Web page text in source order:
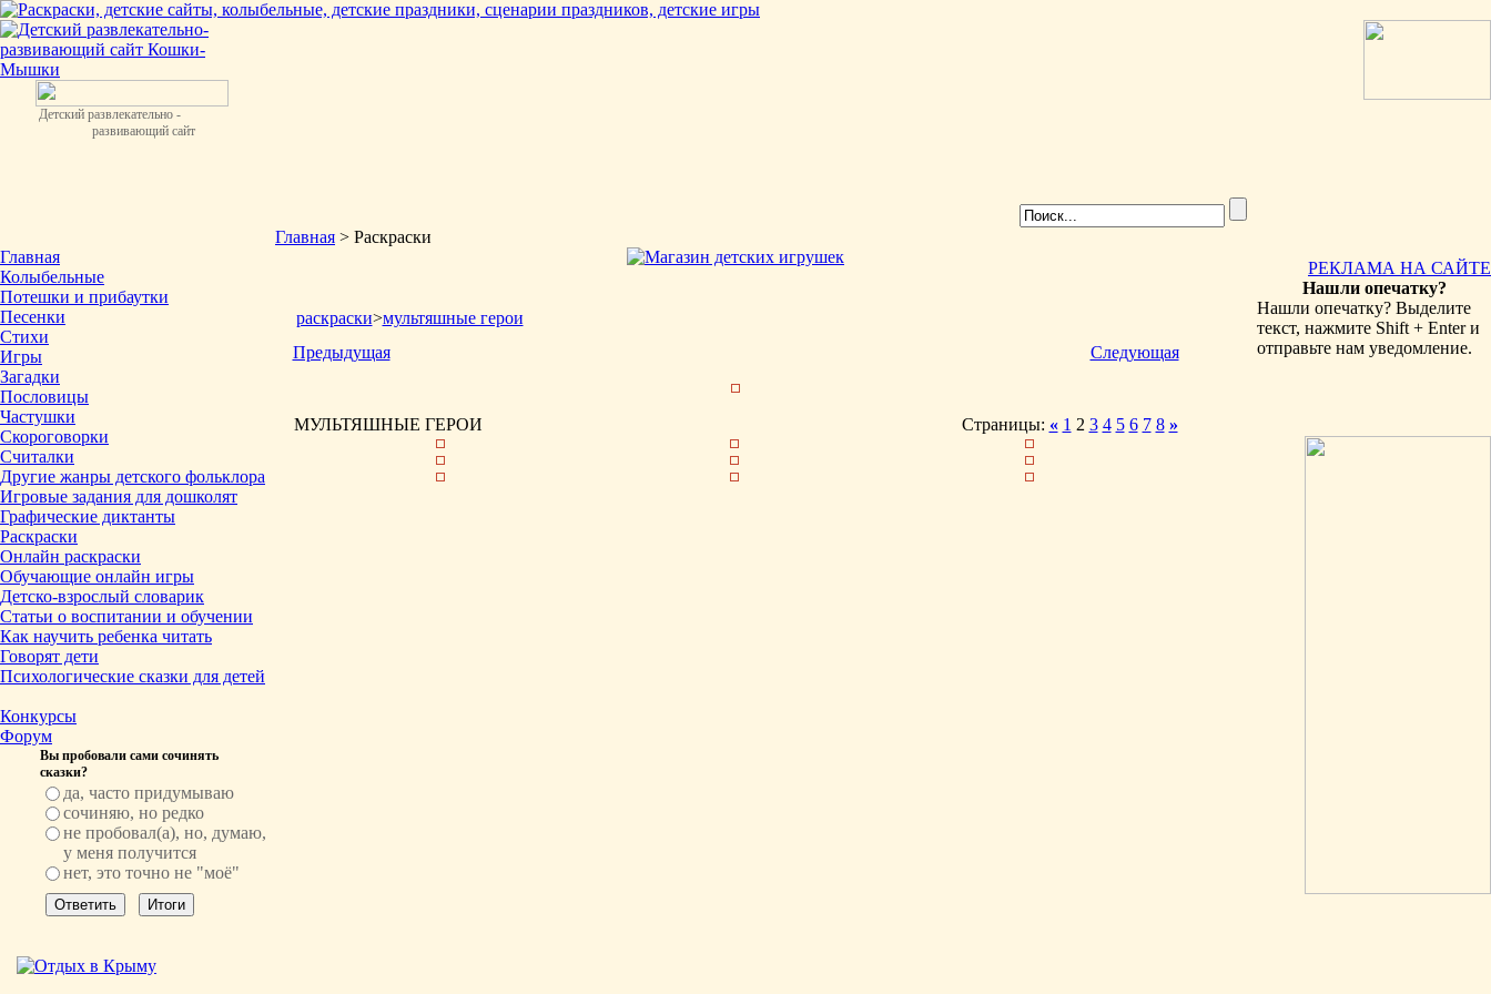
Детский развлекательно -
развивающий сайт
Главная
Колыбельные
Потешки и прибаутки
Песенки
Стихи
Игры
Загадки
Пословицы
Частушки
Скороговорки
Считалки
Другие жанры детского фольклора
Игровые задания для дошколят
Графические диктанты
Раскраски
Онлайн раскраски
Обучающие онлайн игры
Детско-взрослый словарик
Статьи о воспитании и обучении
Как научить ребенка читать
Говорят дети
Психологические сказки для детей
Конкурсы
Форум
Вы пробовали сами сочинять
сказки?
да, часто придумываю
сочиняю, но редко
не пробовал(а), но, думаю,
у меня получится
нет, это точно не "моё"
Главная > Раскраски
раскраски>мультяшные герои
Предыдущая
Следующая
МУЛЬТЯШНЫЕ ГЕРОИ Страницы: « 1 2 3 4 5 6 7 8 »
РЕКЛАМА НА САЙТЕ
Нашли опечатку?
Нашли опечатку? Выделите
текст, нажмите Shift + Enter и
отправьте нам уведомление.